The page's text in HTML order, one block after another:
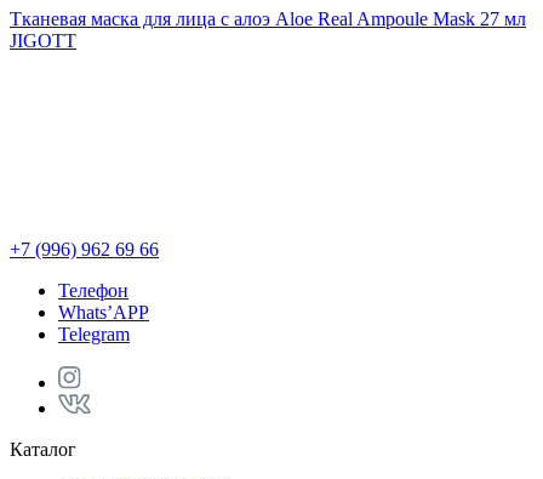
Тканевая маска для лица с алоэ Aloe Real Ampoule Mask 27 мл
JIGOTT
+7 (996) 962 69 66
Телефон
Whats’APP
Telegram
Каталог